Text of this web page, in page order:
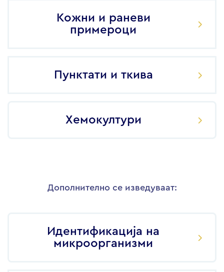
Кожни и раневи
примероци
Пунктати и ткива
Хемокултури
Дополнително се изведуваат:
Идентификација на
микроорганизми